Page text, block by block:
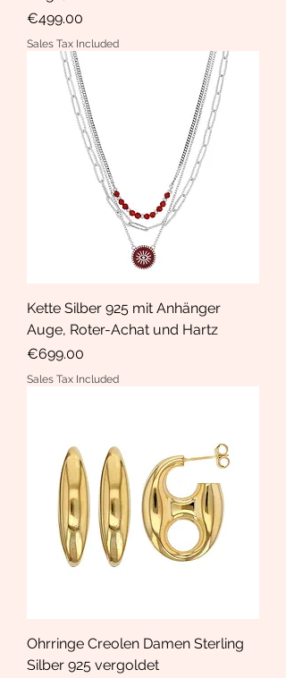
Price
€499.00
Sales Tax Included
Kette Silber 925 mit Anhänger
Auge, Roter-Achat und Hartz
Price
€699.00
Sales Tax Included
Ohrringe Creolen Damen Sterling
Silber 925 vergoldet